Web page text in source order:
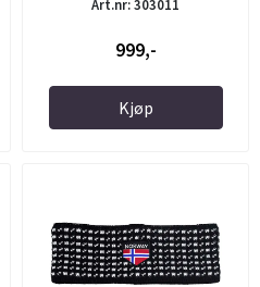
Art.nr: 303011
999,-
Kjøp